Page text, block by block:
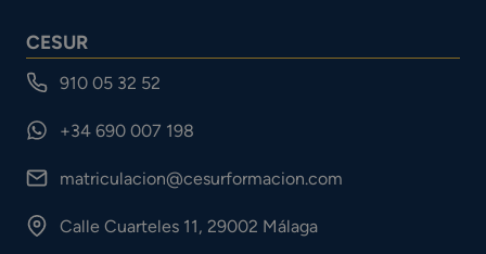
CESUR
910 05 32 52
+34 690 007 198
matriculacion@cesurformacion.com
Calle Cuarteles 11, 29002 Málaga